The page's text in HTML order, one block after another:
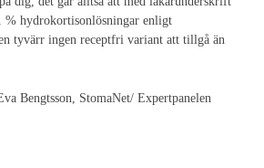
% hydrokortisonlösningar enligt
tyvärr ingen receptfri variant att tillgå än
Bengtsson, StomaNet/ Expertpanelen